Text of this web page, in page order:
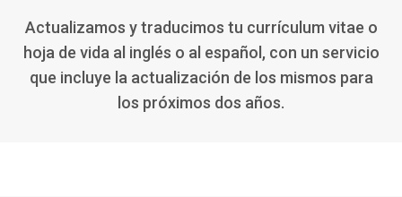
Actualizamos y traducimos tu currículum vitae o
hoja de vida al inglés o al español, con un servicio
que incluye la actualización de los mismos para
los próximos dos años.